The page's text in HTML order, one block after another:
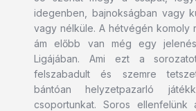
idegenben, bajnokságban vagy
vagy nélküle. A hétvégén komoly
ám előbb van még egy
Ligájában. Ami ezt a
felszabadult és szemre
bántóan helyzetpazarló
csoportunkat. Soros ellenfelünk